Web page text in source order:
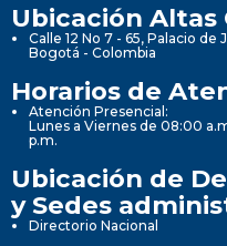
Ubicación Altas
Calle 12 No 7 - 65, Palacio
Bogotá - Colombia
Horarios de
Atención Presencial:
Lunes a Viernes de 08:00
p.m.
Ubicación de
y Sedes
Directorio Nacional